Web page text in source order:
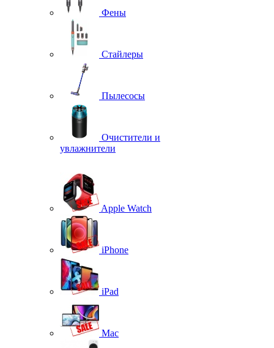
Фены
Стайлеры
Пылесосы
Очистители и
увлажнители
Apple Watch
iPhone
iPad
Mac